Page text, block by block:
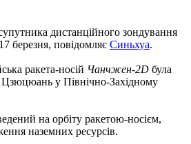
дистанційного зондування
березня, повідомляє Синьхуа.
ракета-носій Чанчжен-2D була
у Північно-Західному
на орбіту ракетою-носієм,
наземних ресурсів.